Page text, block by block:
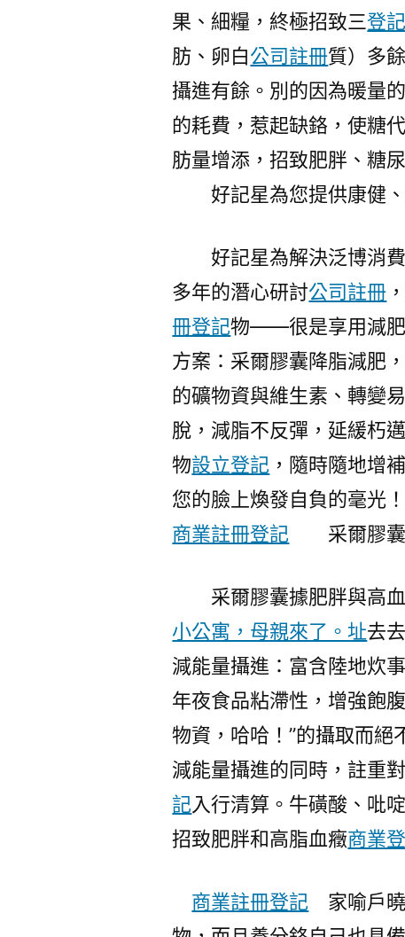
果、細糧，終極招致三登
肪、卵白公司註冊質）多
攝進有餘。別的因為暖量
的耗費，惹起缺鉻，使糖
肪量增添，招致肥胖、糖
好記星為您提供康健、
好記星為解決泛博消費
多年的潛心研討公司註冊
冊登記物——很是享用減肥
方案：采爾膠囊降脂減肥
的礦物資與維生素、轉變
脫，減脂不反彈，延緩朽
物設立登記 ，隨時隨地增
您的臉上煥發自負的毫光！
商業註冊登記 采爾膠囊
采爾膠囊據肥胖與高
小公寓，母親來了。址去
減能量攝進：富含陸地炊
年夜食品粘滯性，增強飽
物資，哈哈！”的攝取而絕
減能量攝進的同時，註重
記入行清算。牛磺酸、吡
招致肥胖和高脂血癥商業
商業註冊登記 家喻戶